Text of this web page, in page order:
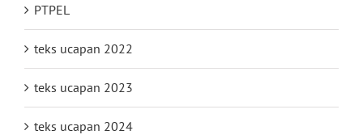
PTPEL
teks ucapan 2022
teks ucapan 2023
teks ucapan 2024